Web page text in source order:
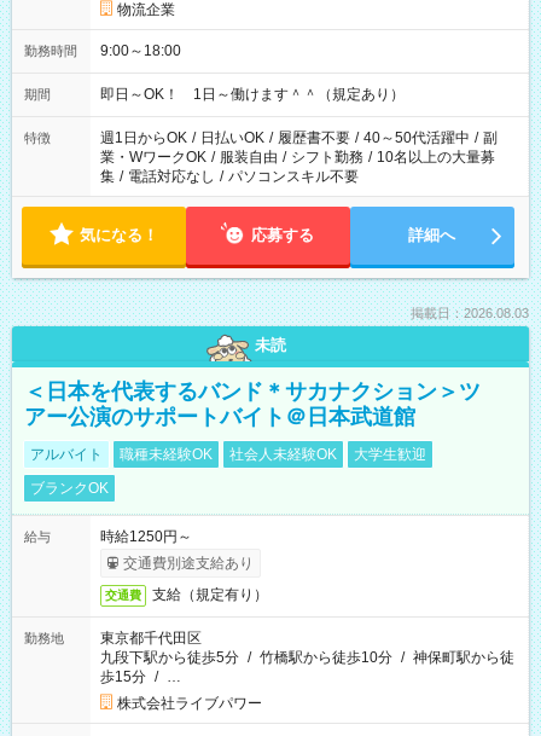
物流企業
勤務時間 9:00～18:00
期間 即日～OK！ 1日～働けます＾＾（規定あり）
特徴 週1日からOK / 日払いOK / 履歴書不要 / 40～50代活躍中 / 副
業・WワークOK / 服装自由 / シフト勤務 / 10名以上の大量募
集 / 電話対応なし / パソコンスキル不要
気になる！ 応募する 詳細へ
掲載日：2026.08.03
未読
＜日本を代表するバンド＊サカナクション＞ツ
アー公演のサポートバイト＠日本武道館
アルバイト 職種未経験OK 社会人未経験OK
大学生歓迎
ブランクOK
給与
時給1250円～
交通費別途支給あり
交通費 支給（規定有り）
勤務地
東京都千代田区
九段下駅から徒歩5分 / 竹橋駅から徒歩10分 / 神保町駅から徒
歩15分 / …
株式会社ライブパワー